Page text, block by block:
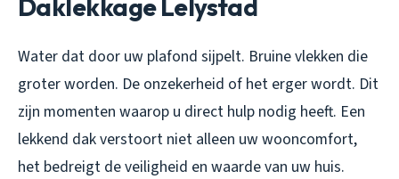
Daklekkage Lelystad
Water dat door uw plafond sijpelt. Bruine vlekken die
groter worden. De onzekerheid of het erger wordt. Dit
zijn momenten waarop u direct hulp nodig heeft. Een
lekkend dak verstoort niet alleen uw wooncomfort,
het bedreigt de veiligheid en waarde van uw huis.